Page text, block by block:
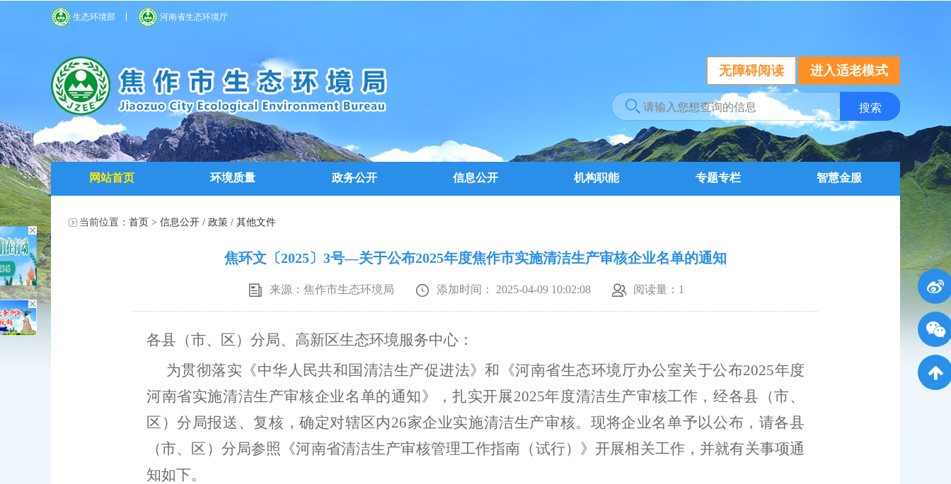
生态环境部 河南省生态环境厅
无障碍阅读 进入适老模式
网站首页 环境质量 政务公开 信息公开 机构职能 专题专栏 智慧金服
当前位置： 首页 > 信息公开 / 政策 / 其他文件
焦环文〔2025〕3号—关于公布2025年度焦作市实施清洁生产审核企业名单的通知
来源：焦作市生态环境局 添加时间： 2025-04-09 10:02:08 阅读量： 1
各县（市、区）分局、 高新区生态环境服务中心 ：
为贯彻落实《中华人民共和国清洁生产促进法》和《河南省生态环境厅办公室关于公布2025年度
河南省实施清洁生产审核企业名单的通知》 ，扎实开展2025年度清洁生产审核工作，经各县（市、
区 ）分局报送、复核，确定对辖区内26家企业实施清洁生产审核。现将企业名单予以公布， 请各县
（市、区） 分局参照《河南省清洁生产审核管理工作指南（试行）》开展相关工作， 并就有关事项通
知如下。